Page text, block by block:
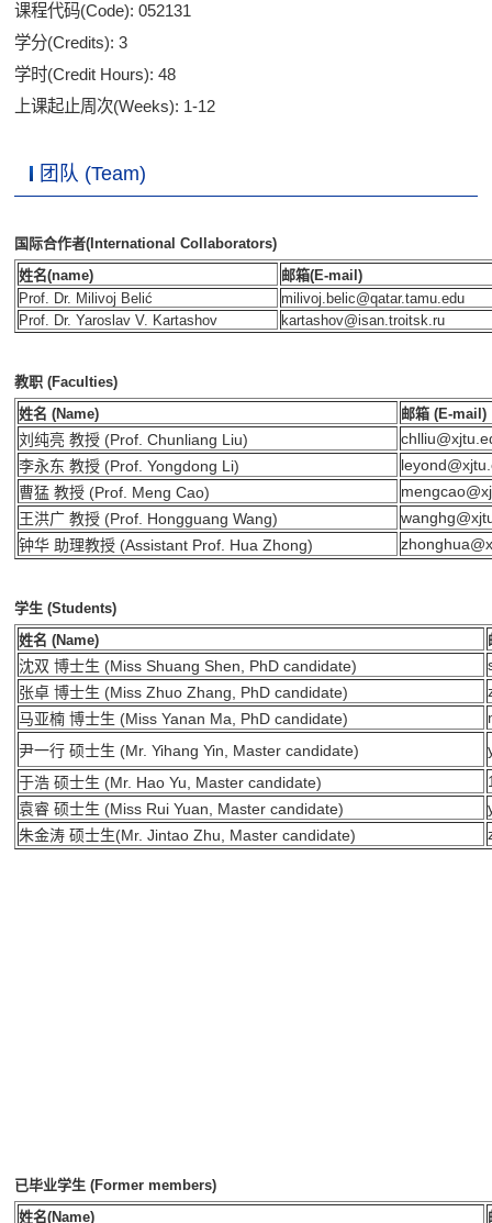
课程代码(Code): 052131
学分(Credits): 3
学时(Credit Hours): 48
上课起止周次(Weeks): 1-12
团队 (Team)
国际合作者(International Collaborators)
姓名(name)
邮箱(E-mail)
Prof. Dr. Milivoj Belić
milivoj.belic@qatar.tamu.edu
Prof. Dr. Yaroslav V. Kartashov
kartashov@isan.troitsk.ru
教职 (Faculties)
姓名 (Name)
邮箱 (E-mail)
刘纯亮 教授 (Prof. Chunliang Liu)
李永东 教授 (Prof. Yongdong Li)
曹猛 教授 (Prof. Meng Cao)
王洪广 教授 (Prof. Hongguang Wang)
钟华 助理教授 (Assistant Prof. Hua Zhong)
学生 (Students)
姓名 (Name)
沈双 博士生 (Miss Shuang Shen, PhD candidate)
张卓 博士生 (Miss Zhuo Zhang, PhD candidate)
马亚楠 博士生 (Miss Yanan Ma, PhD candidate)
尹一行 硕士生 (Mr. Yihang Yin, Master candidate)
于浩 硕士生 (Mr. Hao Yu, Master candidate)
袁睿 硕士生 (Miss Rui Yuan, Master candidate)
朱金涛 硕士生(Mr. Jintao Zhu, Master candidate)
已毕业学生 (Former members)
姓名(Name)